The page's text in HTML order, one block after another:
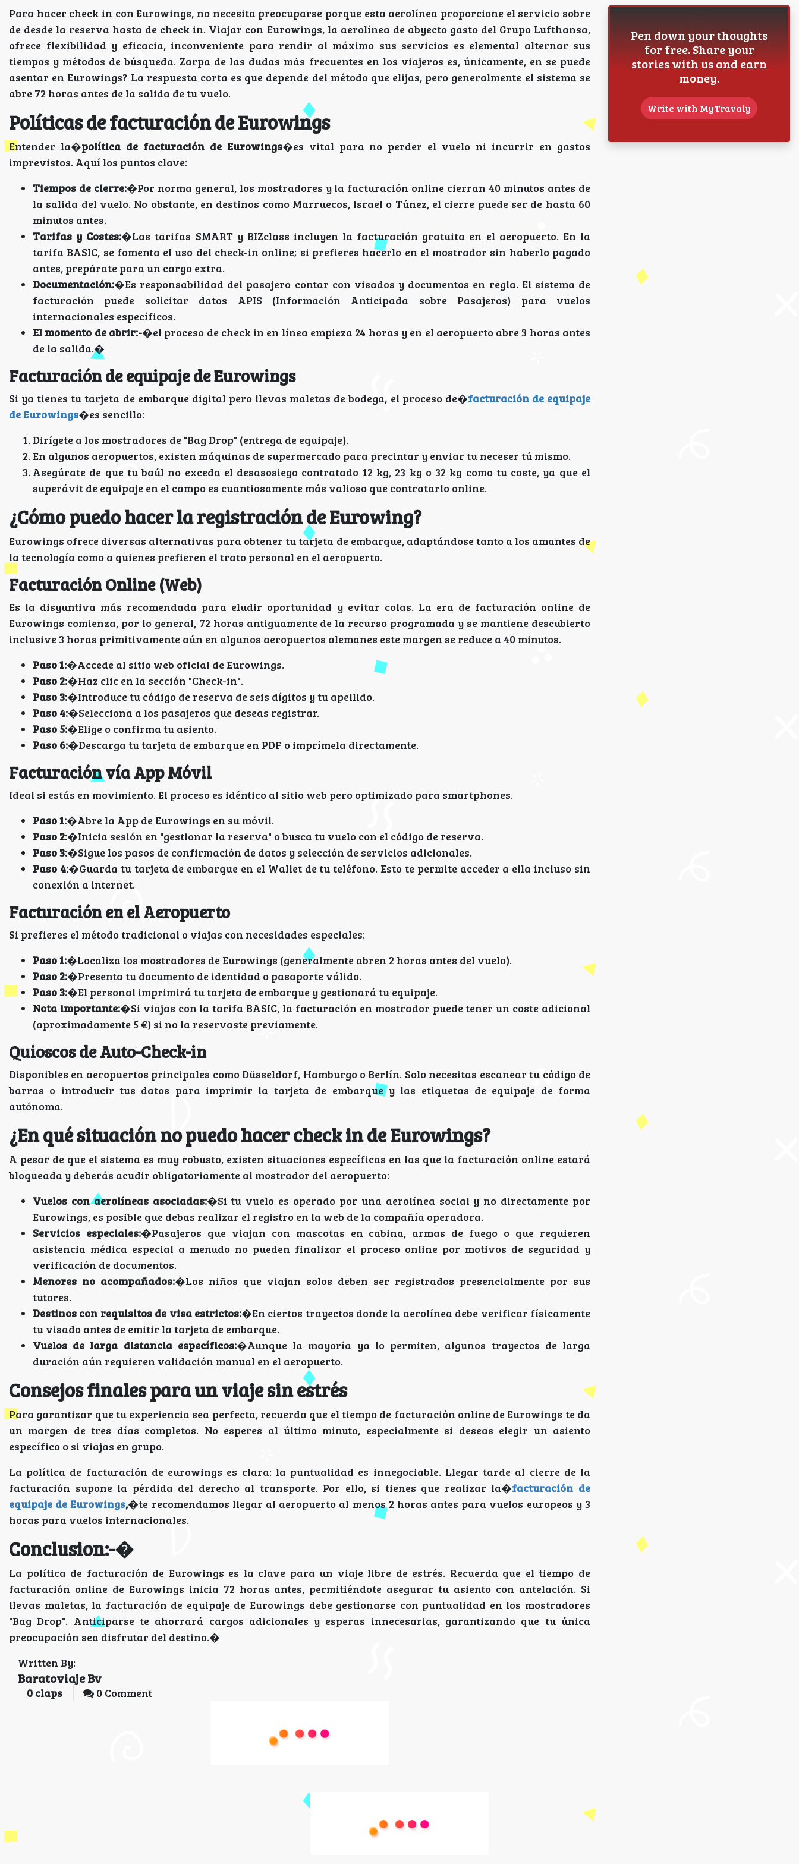
Para hacer check in con Eurowings, no necesita preocuparse porque esta aerolínea proporcione el servicio sobre
de desde la reserva hasta de check in. Viajar con Eurowings, la aerolínea de abyecto gasto del Grupo Lufthansa,
ofrece flexibilidad y eficacia, inconveniente para rendir al máximo sus servicios es elemental alternar sus
tiempos y métodos de búsqueda. Zarpa de las dudas más frecuentes en los viajeros es, únicamente, en se puede
asentar en Eurowings? La respuesta corta es que depende del método que elijas, pero generalmente el sistema se
abre 72 horas antes de la salida de tu vuelo.
Políticas de facturación de Eurowings
Entender la�política de facturación de Eurowings�es vital para no perder el vuelo ni incurrir en gastos
imprevistos. Aquí los puntos clave:
Tiempos de cierre:�Por norma general, los mostradores y la facturación online cierran 40 minutos antes de
la salida del vuelo. No obstante, en destinos como Marruecos, Israel o Túnez, el cierre puede ser de hasta 60
minutos antes.
Tarifas y Costes:�Las tarifas SMART y BIZclass incluyen la facturación gratuita en el aeropuerto. En la
tarifa BASIC, se fomenta el uso del check-in online; si prefieres hacerlo en el mostrador sin haberlo pagado
antes, prepárate para un cargo extra.
Documentación:�Es responsabilidad del pasajero contar con visados y documentos en regla. El sistema de
facturación puede solicitar datos APIS (Información Anticipada sobre Pasajeros) para vuelos
internacionales específicos.
El momento de abrir:-�el proceso de check in en línea empieza 24 horas y en el aeropuerto abre 3 horas antes
de la salida.�
Facturación de equipaje de Eurowings
Si ya tienes tu tarjeta de embarque digital pero llevas maletas de bodega, el proceso de�facturación de equipaje
de Eurowings�es sencillo:
Dirígete a los mostradores de "Bag Drop" (entrega de equipaje).
En algunos aeropuertos, existen máquinas de supermercado para precintar y enviar tu neceser tú mismo.
Asegúrate de que tu baúl no exceda el desasosiego contratado 12 kg, 23 kg o 32 kg como tu coste, ya que el
superávit de equipaje en el campo es cuantiosamente más valioso que contratarlo online.
¿Cómo puedo hacer la registración de Eurowing?
Eurowings ofrece diversas alternativas para obtener tu tarjeta de embarque, adaptándose tanto a los amantes de
la tecnología como a quienes prefieren el trato personal en el aeropuerto.
Facturación Online (Web)
Es la disyuntiva más recomendada para eludir oportunidad y evitar colas. La era de facturación online de
Eurowings comienza, por lo general, 72 horas antiguamente de la recurso programada y se mantiene descubierto
inclusive 3 horas primitivamente aún en algunos aeropuertos alemanes este margen se reduce a 40 minutos.
Paso 1:�Accede al sitio web oficial de Eurowings.
Paso 2:�Haz clic en la sección "Check-in".
Paso 3:�Introduce tu código de reserva de seis dígitos y tu apellido.
Paso 4:�Selecciona a los pasajeros que deseas registrar.
Paso 5:�Elige o confirma tu asiento.
Paso 6:�Descarga tu tarjeta de embarque en PDF o imprímela directamente.
Facturación vía App Móvil
Ideal si estás en movimiento. El proceso es idéntico al sitio web pero optimizado para smartphones.
Paso 1:�Abre la App de Eurowings en su móvil.
Paso 2:�Inicia sesión en "gestionar la reserva" o busca tu vuelo con el código de reserva.
Paso 3:�Sigue los pasos de confirmación de datos y selección de servicios adicionales.
Paso 4:�Guarda tu tarjeta de embarque en el Wallet de tu teléfono. Esto te permite acceder a ella incluso sin
conexión a internet.
Facturación en el Aeropuerto
Si prefieres el método tradicional o viajas con necesidades especiales:
Paso 1:�Localiza los mostradores de Eurowings (generalmente abren 2 horas antes del vuelo).
Paso 2:�Presenta tu documento de identidad o pasaporte válido.
Paso 3:�El personal imprimirá tu tarjeta de embarque y gestionará tu equipaje.
Nota importante:�Si viajas con la tarifa BASIC, la facturación en mostrador puede tener un coste adicional
(aproximadamente 5 €) si no la reservaste previamente.
Quioscos de Auto-Check-in
Disponibles en aeropuertos principales como Düsseldorf, Hamburgo o Berlín. Solo necesitas escanear tu código de
barras o introducir tus datos para imprimir la tarjeta de embarque y las etiquetas de equipaje de forma
autónoma.
¿En qué situación no puedo hacer check in de Eurowings?
A pesar de que el sistema es muy robusto, existen situaciones específicas en las que la facturación online estará
bloqueada y deberás acudir obligatoriamente al mostrador del aeropuerto:
Vuelos con aerolíneas asociadas:�Si tu vuelo es operado por una aerolínea social y no directamente por
Eurowings, es posible que debas realizar el registro en la web de la compañía operadora.
Servicios especiales:�Pasajeros que viajan con mascotas en cabina, armas de fuego o que requieren
asistencia médica especial a menudo no pueden finalizar el proceso online por motivos de seguridad y
verificación de documentos.
Menores no acompañados:�Los niños que viajan solos deben ser registrados presencialmente por sus
tutores.
Destinos con requisitos de visa estrictos:�En ciertos trayectos donde la aerolínea debe verificar físicamente
tu visado antes de emitir la tarjeta de embarque.
Vuelos de larga distancia específicos:�Aunque la mayoría ya lo permiten, algunos trayectos de larga
duración aún requieren validación manual en el aeropuerto.
Consejos finales para un viaje sin estrés
Para garantizar que tu experiencia sea perfecta, recuerda que el tiempo de facturación online de Eurowings te da
un margen de tres días completos. No esperes al último minuto, especialmente si deseas elegir un asiento
específico o si viajas en grupo.
La política de facturación de eurowings es clara: la puntualidad es innegociable. Llegar tarde al cierre de la
facturación supone la pérdida del derecho al transporte. Por ello, si tienes que realizar la�facturación de
equipaje de Eurowings,�te recomendamos llegar al aeropuerto al menos 2 horas antes para vuelos europeos y 3
horas para vuelos internacionales.
Conclusion:-�
La política de facturación de Eurowings es la clave para un viaje libre de estrés. Recuerda que el tiempo de
facturación online de Eurowings inicia 72 horas antes, permitiéndote asegurar tu asiento con antelación. Si
llevas maletas, la facturación de equipaje de Eurowings debe gestionarse con puntualidad en los mostradores
"Bag Drop". Anticiparse te ahorrará cargos adicionales y esperas innecesarias, garantizando que tu única
preocupación sea disfrutar del destino.�
Written By:
Baratoviaje Bv
0 claps 0 Comment
Pen down your thoughts
for free. Share your
stories with us and earn
money.
Write with MyTravaly